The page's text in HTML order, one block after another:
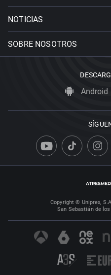
NOTICIAS
SOBRE NOSOTROS
Android
Copyright © Uniprex,
San Sebastián de